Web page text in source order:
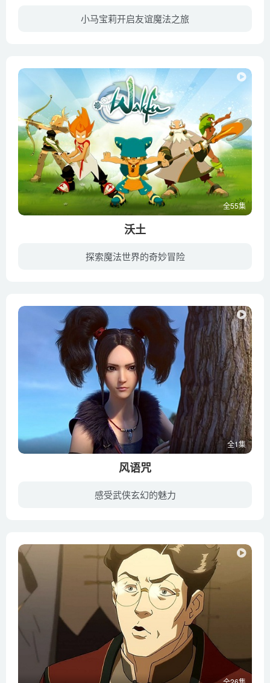
小马宝莉开启友谊魔法之旅
全55集
沃土
探索魔法世界的奇妙冒险
全1集
风语咒
感受武侠玄幻的魅力